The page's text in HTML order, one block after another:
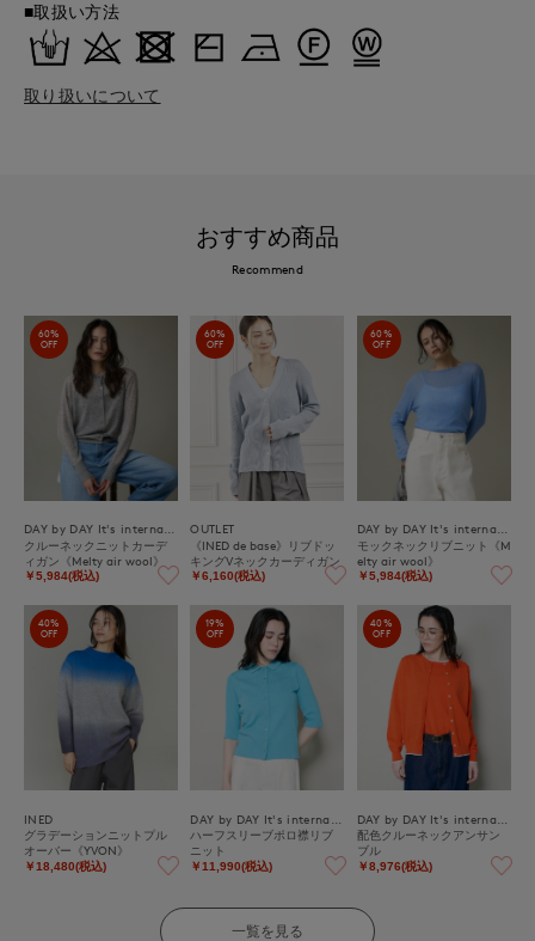
■取扱い方法
取り扱いについて
おすすめ商品
Recommend
60%
OFF
クルーネックニットカーデ
ィガン《Melty air wool》
￥5,984(税込)
60%
OFF
OUTLET
《INED de base》リブドッ
キングVネックカーディガン
￥6,160(税込)
60%
OFF
モックネックリブニット《M
elty air wool》
￥5,984(税込)
40%
OFF
INED
グラデーションニットプル
オーバー《YVON》
￥18,480(税込)
19%
OFF
ハーフスリーブポロ襟リブ
ニット
￥11,990(税込)
40%
OFF
配色クルーネックアンサン
ブル
￥8,976(税込)
一覧を見る